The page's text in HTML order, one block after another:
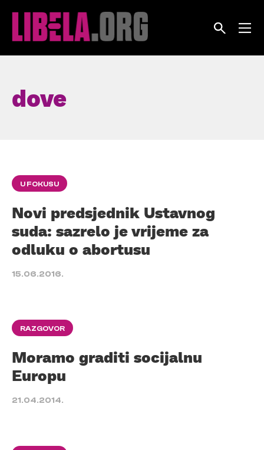
dove
U FOKUSU
Novi predsjednik Ustavnog
suda: sazrelo je vrijeme za
odluku o abortusu
15.06.2016.
RAZGOVOR
Moramo graditi socijalnu
Europu
21.04.2014.